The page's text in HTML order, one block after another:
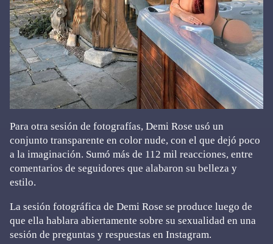
Para otra sesión de fotografías, Demi Rose usó un
conjunto transparente en color nude, con el que dejó poco
a la imaginación. Sumó más de 112 mil reacciones, entre
comentarios de seguidores que alabaron su belleza y
estilo.
La sesión fotográfica de Demi Rose se produce luego de
que ella hablara abiertamente sobre su sexualidad en una
sesión de preguntas y respuestas en Instagram.